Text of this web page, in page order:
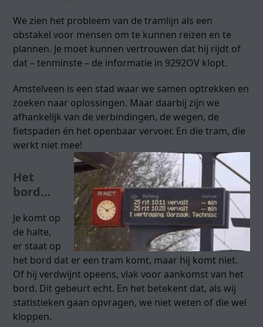
We zien het probleem van de tramlijn als een
obstakel voor mensen om te kunnen reizen en te
plannen. Je moet kunnen vertrouwen dat hij rijdt of
dat – tenminste – de informatie in 9292OV klopt.
Amstelveen is een stad waar we samen optrekken en
zoeken naar oplossingen. Maar daarbij zijn we
afhankelijk van de verbindingen, de wegen, de
fietspaden én het openbaar vervoer. En die tram, die
werkt niet mee!
Het
bord…
Je komt op
de halte,
er staat op
het bord dat er een tram komt, maar hij komt niet.
Of hij verdwijnt opeens, vlak voor aankomst van het
bord. Dit gebeurt echt. En het betekent dat, als wij
statistieken gaan opvragen, we niet weten of die wel
kloppen.